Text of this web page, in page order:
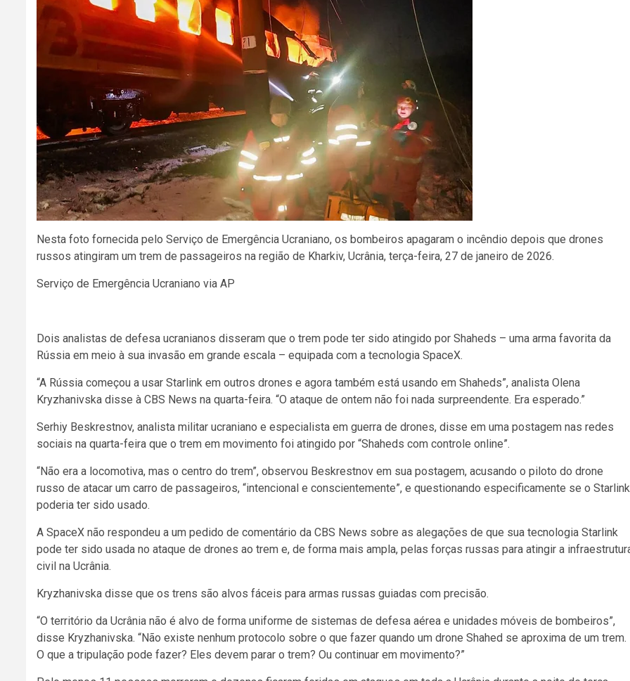
Nesta foto fornecida pelo Serviço de Emergência Ucraniano, os bombeiros apagaram o incêndio depois que drones
russos atingiram um trem de passageiros na região de Kharkiv, Ucrânia, terça-feira, 27 de janeiro de 2026.
Serviço de Emergência Ucraniano via AP
Dois analistas de defesa ucranianos disseram que o trem pode ter sido atingido por Shaheds – uma arma favorita da
Rússia em meio à sua invasão em grande escala – equipada com a tecnologia SpaceX.
“A Rússia começou a usar Starlink em outros drones e agora também está usando em Shaheds”, analista Olena
Kryzhanivska disse à CBS News na quarta-feira. “O ataque de ontem não foi nada surpreendente. Era esperado.”
Serhiy Beskrestnov, analista militar ucraniano e especialista em guerra de drones, disse em uma postagem nas redes
sociais na quarta-feira que o trem em movimento foi atingido por “Shaheds com controle online”.
“Não era a locomotiva, mas o centro do trem”, observou Beskrestnov em sua postagem, acusando o piloto do drone
russo de atacar um carro de passageiros, “intencional e conscientemente”, e questionando especificamente se o Starlink
poderia ter sido usado.
A SpaceX não respondeu a um pedido de comentário da CBS News sobre as alegações de que sua tecnologia Starlink
pode ter sido usada no ataque de drones ao trem e, de forma mais ampla, pelas forças russas para atingir a
civil na Ucrânia.
Kryzhanivska disse que os trens são alvos fáceis para armas russas guiadas com precisão.
“O território da Ucrânia não é alvo de forma uniforme de sistemas de defesa aérea e unidades móveis de bombeiros”,
disse Kryzhanivska. “Não existe nenhum protocolo sobre o que fazer quando um drone Shahed se aproxima de um trem.
O que a tripulação pode fazer? Eles devem parar o trem? Ou continuar em movimento?”